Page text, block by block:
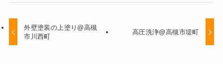
外壁塗装の上塗り@高槻
市川西町
高圧洗浄@高槻市堤町